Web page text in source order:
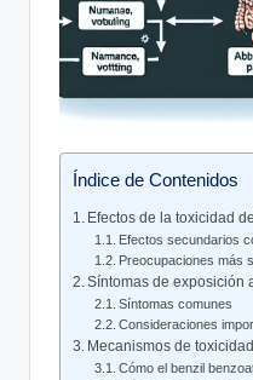
Índice de Contenidos
Efectos de la toxicidad
Efectos secundarios
Preocupaciones más
Síntomas de‌ exposición
Síntomas‍ comunes
Consideraciones
Mecanismos de
Cómo el benzil